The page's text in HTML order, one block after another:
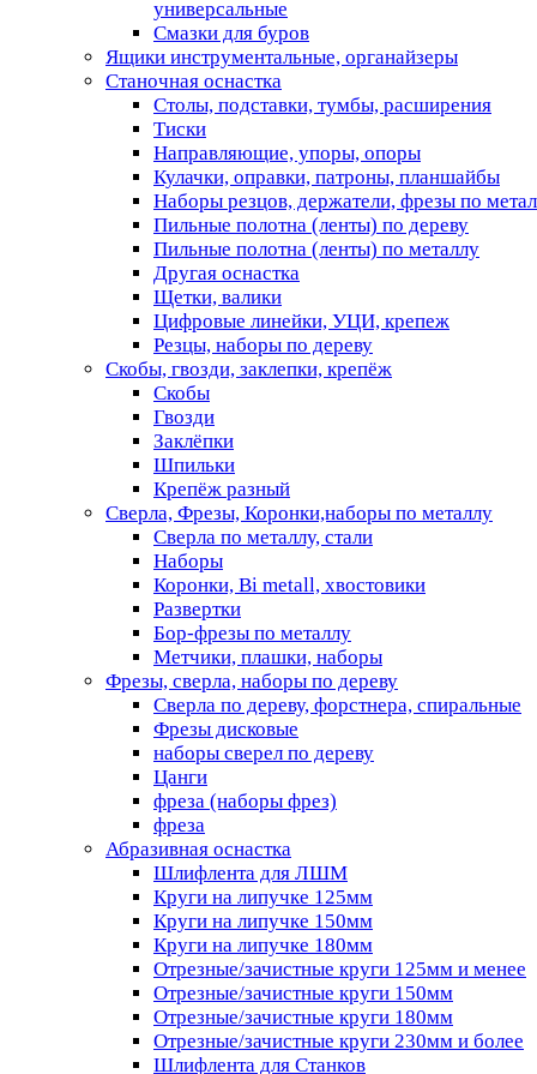
универсальные
Смазки для буров
Ящики инструментальные, органайзеры
Станочная оснастка
Столы, подставки, тумбы, расширения
Тиски
Направляющие, упоры, опоры
Кулачки, оправки, патроны, планшайбы
Наборы резцов, держатели, фрезы по
Пильные полотна (ленты) по дереву
Пильные полотна (ленты) по металлу
Другая оснастка
Щетки, валики
Цифровые линейки, УЦИ, крепеж
Резцы, наборы по дереву
Скобы, гвозди, заклепки, крепёж
Скобы
Гвозди
Заклёпки
Шпильки
Крепёж разный
Сверла, Фрезы, Коронки,наборы по металлу
Сверла по металлу, стали
Наборы
Коронки, Bi metall, хвостовики
Развертки
Бор-фрезы по металлу
Метчики, плашки, наборы
Фрезы, сверла, наборы по дереву
Сверла по дереву, форстнера, спиральные
Фрезы дисковые
наборы сверел по дереву
Цанги
фреза (наборы фрез)
фреза
Абразивная оснастка
Шлифлента для ЛШМ
Круги на липучке 125мм
Круги на липучке 150мм
Круги на липучке 180мм
Отрезные/зачистные круги 125мм и менее
Отрезные/зачистные круги 150мм
Отрезные/зачистные круги 180мм
Отрезные/зачистные круги 230мм и более
Шлифлента для Станков